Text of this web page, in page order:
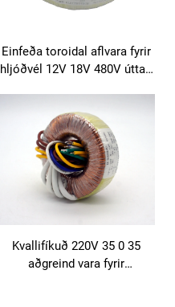
Einfeða toroidal aflvara fyrir
hljóðvél 12V 18V 480V úttak
Kvallifíkuð 220V 35 0 35
aðgreind vara fyrir